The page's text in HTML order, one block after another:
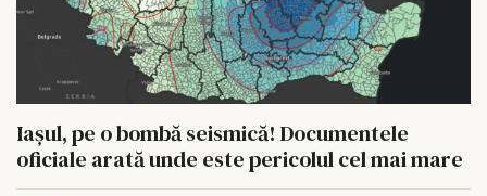
Iașul, pe o bombă seismică! Documentele
oficiale arată unde este pericolul cel mai mare